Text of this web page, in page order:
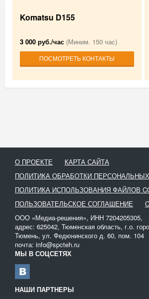
Komatsu D155
3 000 руб./час (Миним. 150 час)
ПОСМОТРЕТЬ КОНТАКТЫ
О ПРОЕКТЕ
КАРТА САЙТА
ПОЛИТИКА ОБРАБОТКИ
ПОЛИТИКА ИСПОЛЬЗОВАНИЯ ФАЙЛОВ
ПОЛЬЗОВАТЕЛЬСКОЕ СОГЛАШЕНИЕ
ООО «Медиа-решения», ИНН 7204205305,
адрес: 625042, Тюменская область, г.о.
Тюмень, ул. Федюнинского д. 60, пом. 104
почта: info@spcteh.ru
МЫ В СОЦСЕТЯХ
НАШИ ПАРТНЕРЫ